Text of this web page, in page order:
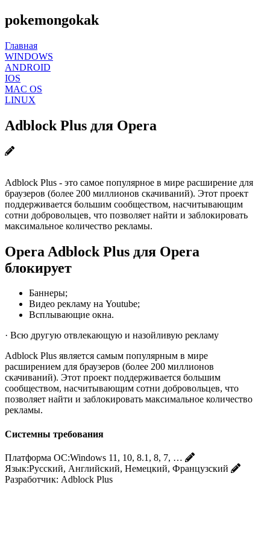
pokemongokak
Главная
WINDOWS
ANDROID
IOS
MAC OS
LINUX
Adblock Plus для Opera
Adblock Plus - это самое популярное в мире расширение для
браузеров (более 200 миллионов скачиваний). Этот проект
поддерживается большим сообществом, насчитывающим
сотни добровольцев, что позволяет найти и заблокировать
максимальное количество рекламы.
Opera Adblock Plus для Opera
блокирует
Баннеры;
Видео рекламу на Youtube;
Всплывающие окна.
· Всю другую отвлекающую и назойливую рекламу
Adblock Plus является самым популярным в мире
расширением для браузеров (более 200 миллионов
скачиваний). Этот проект поддерживается большим
сообществом, насчитывающим сотни добровольцев, что
позволяет найти и заблокировать максимальное количество
рекламы.
Системны требования
Платформа ОС:Windows 11, 10, 8.1, 8, 7, …
Язык:Русский, Английский, Немецкий, Французский
Разработчик: Adblock Plus